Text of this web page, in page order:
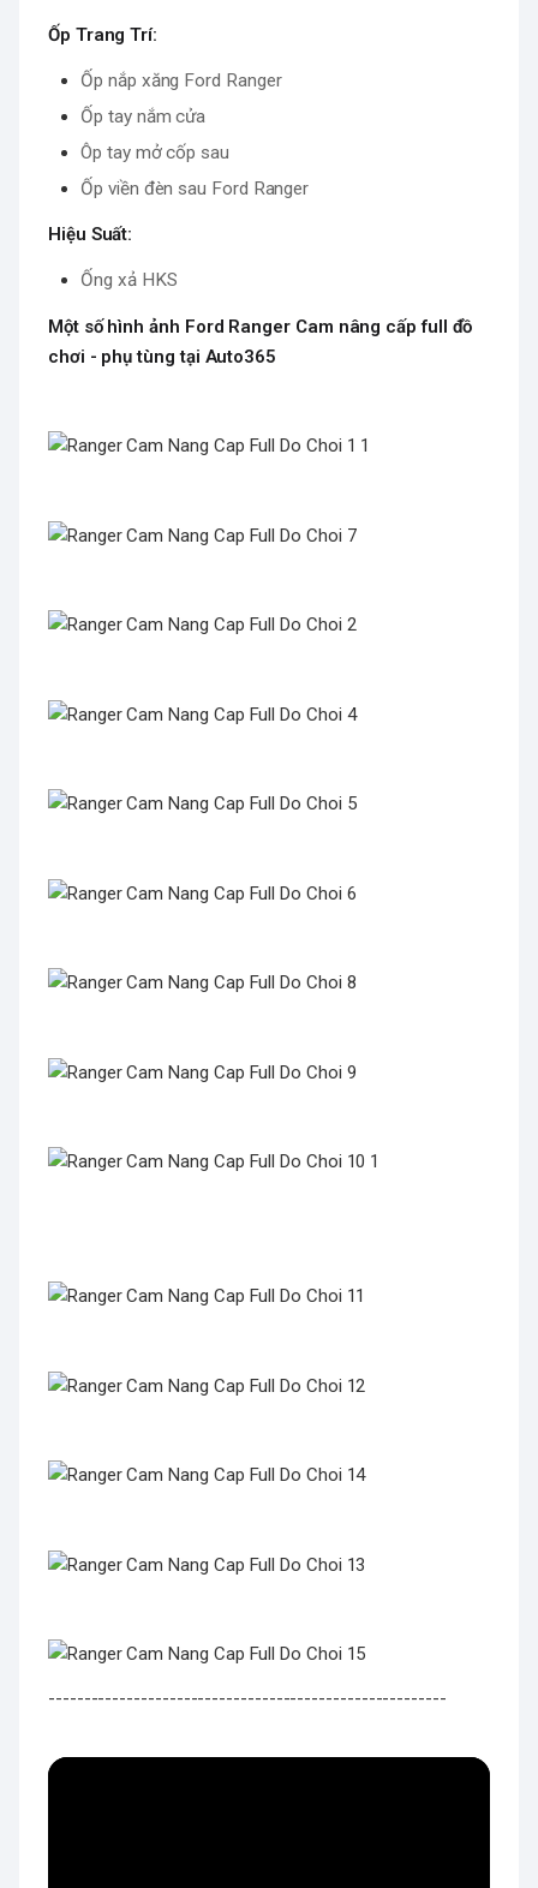
Ốp Trang Trí:
Ốp nắp xăng Ford Ranger
Ốp tay nắm cửa
Ôp tay mở cốp sau
Ốp viền đèn sau Ford Ranger
Hiệu Suất:
Ống xả HKS
Một số hình ảnh Ford Ranger Cam nâng cấp full đồ
chơi - phụ tùng tại Auto365
--------------------------------------------------------